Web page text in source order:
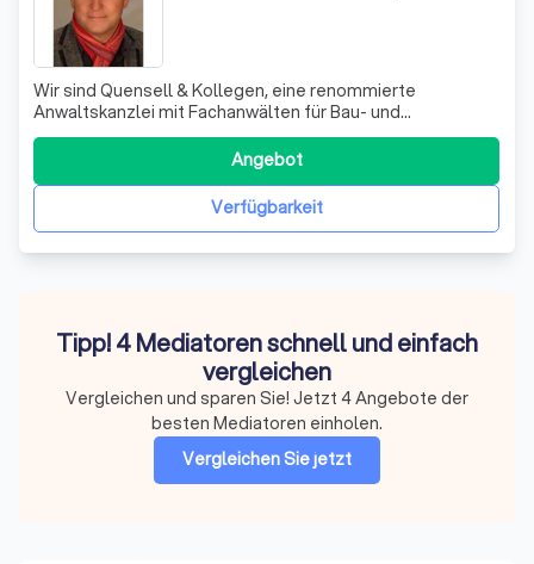
Wir sind Quensell & Kollegen, eine renommierte
Anwaltskanzlei mit Fachanwälten für Bau- und
Architektenrecht, Verwaltungs- und Verkehrsrecht.
Unsere Expertise erstreckt sich auf alle Gebiete des Zivil-
und Arbeitsrechts. Mit langjähriger Erfahrung und
fundiertem Fachwissen stehen wir Unternehmen, Ba
Verfügbarkeit
Angebot
Tipp! 4 Mediatoren schnell und einfach
vergleichen
Vergleichen und sparen Sie! Jetzt 4 Angebote der
besten Mediatoren einholen.
Vergleichen Sie jetzt